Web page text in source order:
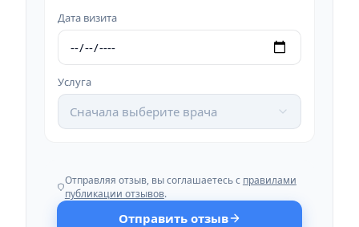
Дата визита
Услуга
Сначала выберите врача
Отправляя отзыв, вы соглашаетесь с правилами
публикации отзывов.
Отправить отзыв